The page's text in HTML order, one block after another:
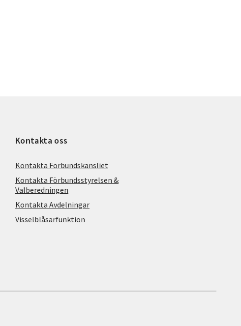
Kontakta oss
Kontakta Förbundskansliet
Kontakta Förbundsstyrelsen &
Valberedningen
Kontakta Avdelningar
Visselblåsarfunktion